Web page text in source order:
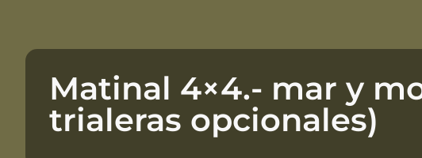
Matinal 4×4.- mar y
trialeras opcionales)